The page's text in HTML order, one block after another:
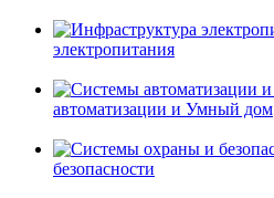
электропитания
автоматизации и Умный дом
безопасности